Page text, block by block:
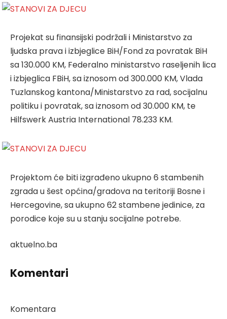
Projekat su finansijski podržali i Ministarstvo za
ljudska prava i izbjeglice BiH/Fond za povratak BiH
sa 130.000 KM, Federalno ministarstvo raseljenih lica
i izbjeglica FBiH, sa iznosom od 300.000 KM, Vlada
Tuzlanskog kantona/Ministarstvo za rad, socijalnu
politiku i povratak, sa iznosom od 30.000 KM, te
Hilfswerk Austria International 78.233 KM.
Projektom će biti izgrađeno ukupno 6 stambenih
zgrada u šest općina/gradova na teritoriji Bosne i
Hercegovine, sa ukupno 62 stambene jedinice, za
porodice koje su u stanju socijalne potrebe.
aktuelno.ba
Komentari
Komentara